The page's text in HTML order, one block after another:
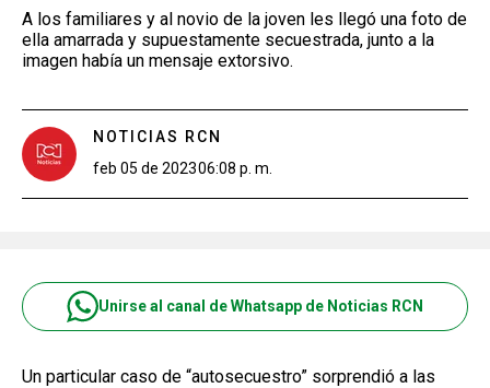
A los familiares y al novio de la joven les llegó una foto de
ella amarrada y supuestamente secuestrada, junto a la
imagen había un mensaje extorsivo.
NOTICIAS RCN
feb 05 de 202306:08 p. m.
Unirse al canal de Whatsapp de Noticias RCN
Un particular caso de “autosecuestro” sorprendió a las